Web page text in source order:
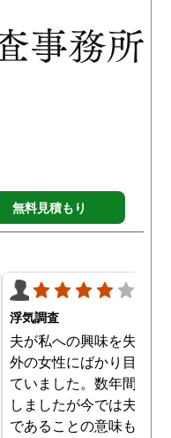
した。想像以上に妻の浮
の状態が酷かったので、
然としてしまいました。
無料見積もり
浮気調査
夫が私への興味を失くし
外の女性にばかり目を向
ていました。数年間は我
しましたが今では夫と夫
であることの意味も感じ